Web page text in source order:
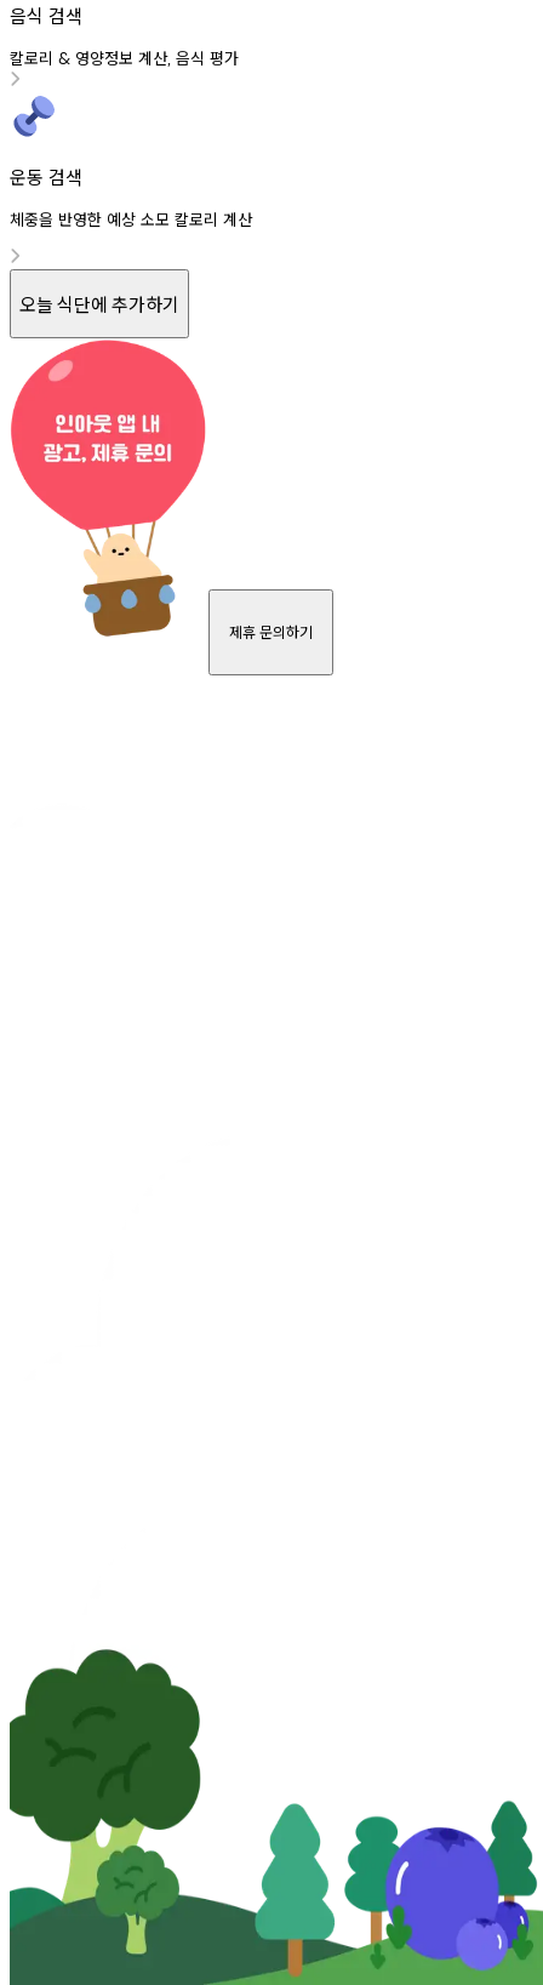
음식 검색
칼로리 & 영양정보 계산, 음식 평가
운동 검색
체중을 반영한 예상 소모 칼로리 계산
오늘 식단에 추가하기
제휴 문의하기